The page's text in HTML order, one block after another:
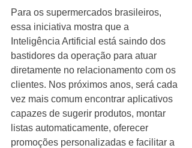
Para os supermercados brasileiros,
essa iniciativa mostra que a
Inteligência Artificial está saindo dos
bastidores da operação para atuar
diretamente no relacionamento com os
clientes. Nos próximos anos, será cada
vez mais comum encontrar aplicativos
capazes de sugerir produtos, montar
listas automaticamente, oferecer
promoções personalizadas e facilitar a